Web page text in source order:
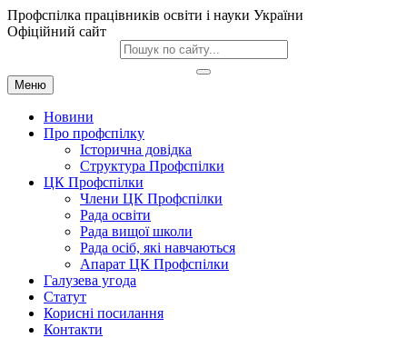
Профспілка працівників освіти і науки України
Офіційний сайт
Меню
Новини
Про профспілку
Історична довідка
Структура Профспілки
ЦК Профспілки
Члени ЦК Профспілки
Рада освіти
Рада вищої школи
Рада осіб, які навчаються
Апарат ЦК Профспілки
Галузева угода
Статут
Корисні посилання
Контакти